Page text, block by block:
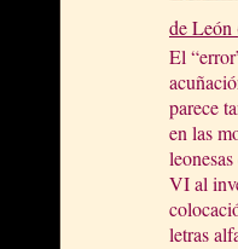
de
El
parece
en las
VI al
letras